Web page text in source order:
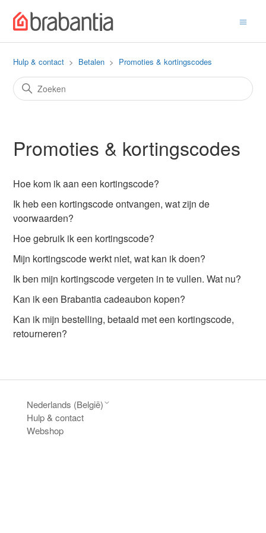
Hulp & contact Betalen Promoties & kortingscodes
Promoties & kortingscodes
Hoe kom ik aan een kortingscode?
Ik heb een kortingscode ontvangen, wat zijn de
voorwaarden?
Hoe gebruik ik een kortingscode?
Mijn kortingscode werkt niet, wat kan ik doen?
Ik ben mijn kortingscode vergeten in te vullen. Wat nu?
Kan ik een Brabantia cadeaubon kopen?
Kan ik mijn bestelling, betaald met een kortingscode,
retourneren?
Nederlands (België)
Hulp & contact
Webshop